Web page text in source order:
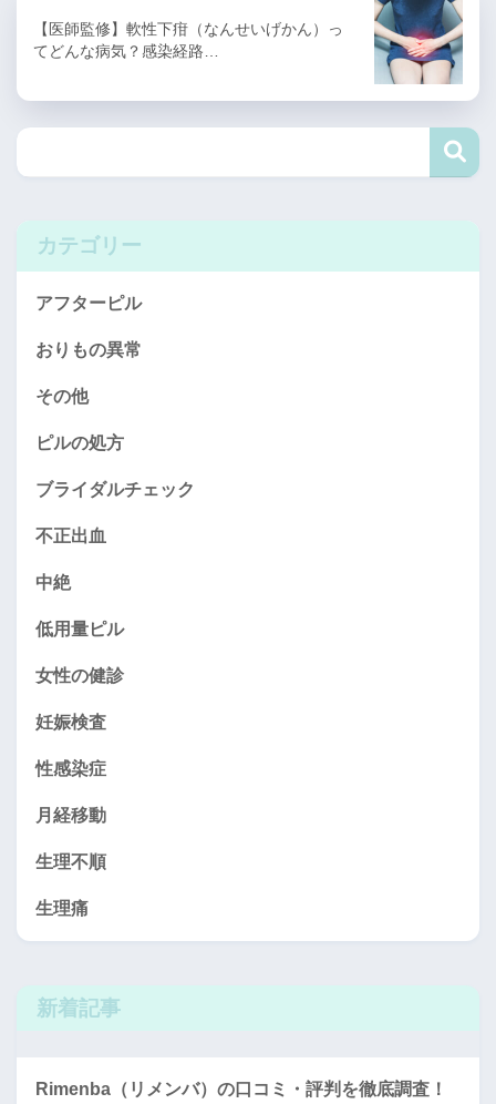
【医師監修】軟性下疳（なんせいげかん）っ
てどんな病気？感染経路…
カテゴリー
アフターピル
おりもの異常
その他
ピルの処方
ブライダルチェック
不正出血
中絶
低用量ピル
女性の健診
妊娠検査
性感染症
月経移動
生理不順
生理痛
新着記事
Rimenba（リメンバ）の口コミ・評判を徹底調査！